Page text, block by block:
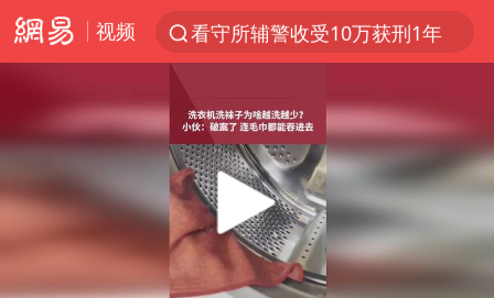
视频
看守所辅警收受10万获刑1年
台风白海豚进入48小时警戒线
中方回应是否在太平洋海底开采稀土
台风白海豚影响中国已成定局
佛得角门将亮相智利俱乐部主场
U17国足1分钟轰2球